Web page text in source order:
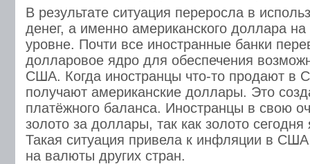
В результате ситуация переросла в
денег, а именно американского доллара
уровне. Почти все иностранные банки
долларовое ядро для обеспечения
США. Когда иностранцы что-то продают в
получают американские доллары. Это
платёжного баланса. Иностранцы в свою
золото за доллары, так как золото
Такая ситуация привела к инфляции в
на валюты других стран.